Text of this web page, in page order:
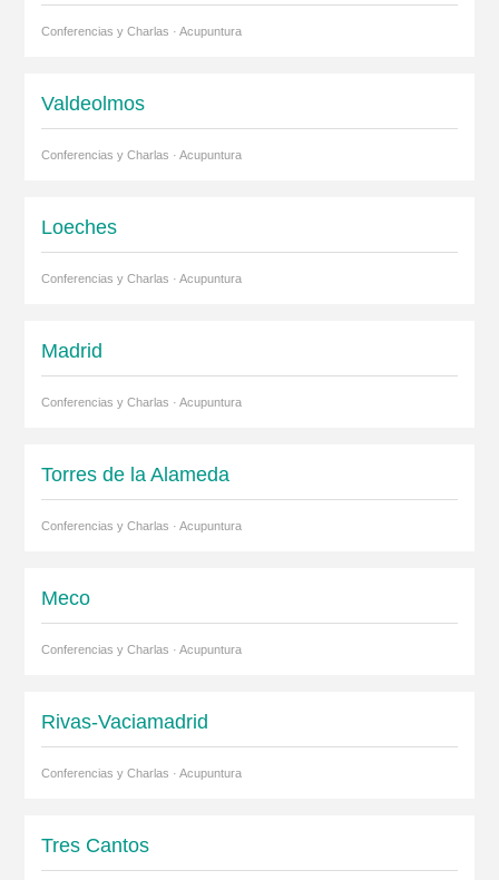
Conferencias y Charlas · Acupuntura
Valdeolmos
Conferencias y Charlas · Acupuntura
Loeches
Conferencias y Charlas · Acupuntura
Madrid
Conferencias y Charlas · Acupuntura
Torres de la Alameda
Conferencias y Charlas · Acupuntura
Meco
Conferencias y Charlas · Acupuntura
Rivas-Vaciamadrid
Conferencias y Charlas · Acupuntura
Tres Cantos